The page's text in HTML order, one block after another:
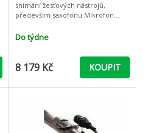
snímání žesťových nástrojů,
především saxofonu.Mikrofon
určený pro snímání žesťových
nástrojů jako saxofon, klari
Do týdne
8 179 Kč KOUPIT